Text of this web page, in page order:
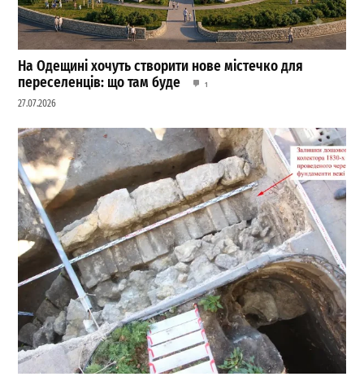
На Одещині хочуть створити нове містечко для
переселенців: що там буде
1
27.07.2026